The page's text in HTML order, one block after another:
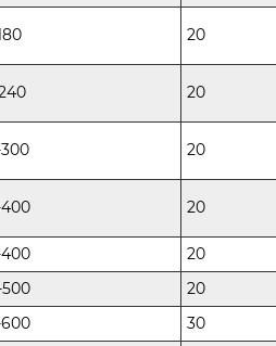
20
20
20
20
20
20
30